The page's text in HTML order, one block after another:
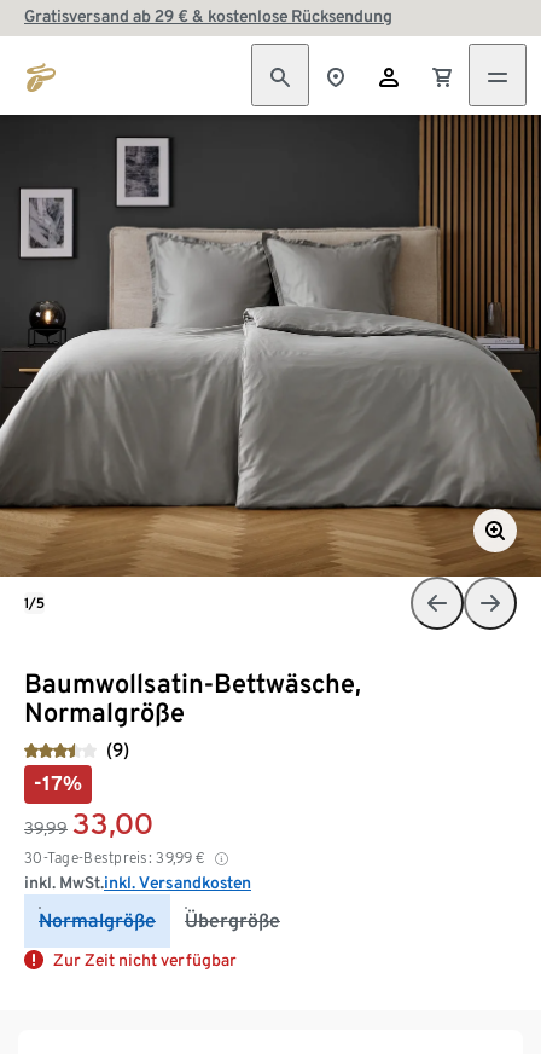
Gratisversand ab 29 € & kostenlose Rücksendung
Baumwollsatin-Bettwäsche,
Normalgröße
(9)
-17%
39,99 33,00
30-Tage-Bestpreis: 39,99 €
inkl. MwSt.inkl. Versandkosten
Normalgröße Übergröße
Zur Zeit nicht verfügbar
1/5